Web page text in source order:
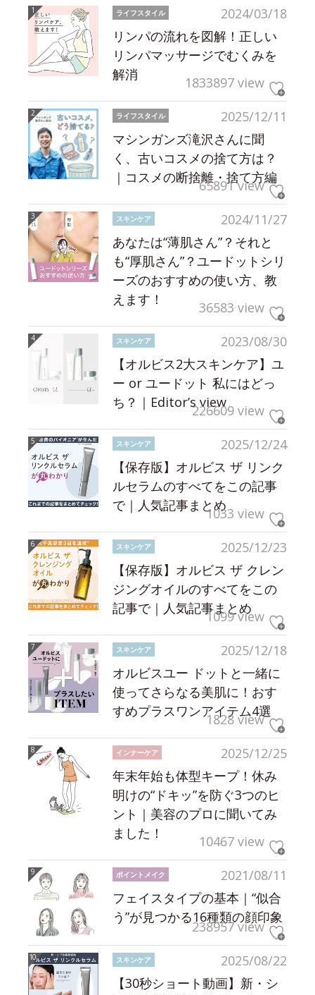
2024/03/18
ライフスタイル
リンパの流れを図解！正しい
リンパマッサージでむくみを
解消
1833897 view
2025/12/11
ライフスタイル
マシンガンズ滝沢さんに聞
く、古いコスメの捨て方は？
｜コスメの断捨離・捨て方編
65891 view
2024/11/27
スキンケア
あなたは“薄肌さん”？それと
も“厚肌さん”？ユードットシリ
ーズのおすすめの使い方、教
えます！
36583 view
2023/08/30
スキンケア
【オルビス2大スキンケア】ユ
ー or ユードット 私にはどっ
ち？｜Editor’s view226609 view
2025/12/24
スキンケア
【保存版】オルビス ザ リンク
ルセラムのすべてをこの記事
で｜人気記事まとめ1033 view
2025/12/23
スキンケア
【保存版】オルビス ザ クレン
ジングオイルのすべてをこの
記事で｜人気記事まとめ
1099 view
2025/12/18
スキンケア
オルビスユー ドットと一緒に
使ってさらなる美肌に！おす
すめプラスワンアイテム4選
1828 view
2025/12/25
インナーケア
年末年始も体型キープ！休み
明けの“ドキッ”を防ぐ3つのヒ
ント｜美容のプロに聞いてみ
ました！
10467 view
2021/08/11
ポイントメイク
フェイスタイプの基本｜“似合
う”が見つかる16種類の顔印象
238957 view
2025/08/22
スキンケア
【30秒ショート動画】新・シ